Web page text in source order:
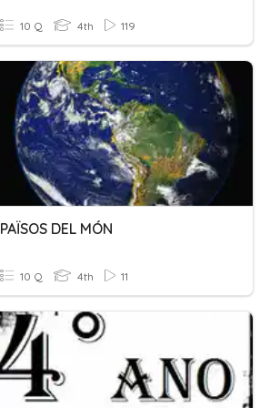
10 Q 4th 119
PAÏSOS DEL MÓN
10 Q 4th 11